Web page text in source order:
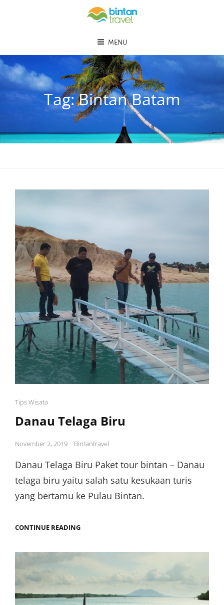
MENU
Tag:Bintan Batam
Cat
Tips Wisata
Danau Telaga Biru
Posted
November 2, 2019 Bintantravel
Danau Telaga Biru Paket tour bintan – Danau
telaga biru yaitu salah satu kesukaan turis
yang bertamu ke Pulau Bintan.
CONTINUE READINGDANAU